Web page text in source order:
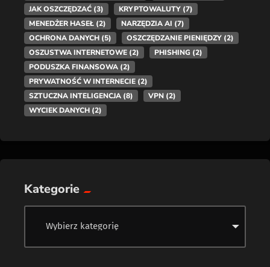
JAK OSZCZĘDZAĆ (3) KRYPTOWALUTY (7)
MENEDŻER HASEŁ (2) NARZĘDZIA AI (7)
OCHRONA DANYCH (5) OSZCZĘDZANIE PIENIĘDZY (2)
OSZUSTWA INTERNETOWE (2) PHISHING (2)
PODUSZKA FINANSOWA (2)
PRYWATNOŚĆ W INTERNECIE (2)
SZTUCZNA INTELIGENCJA (8) VPN (2)
WYCIEK DANYCH (2)
Kategorie